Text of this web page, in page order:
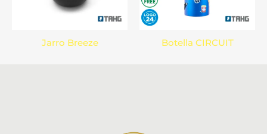
Jarro Breeze Botella CIRCUIT